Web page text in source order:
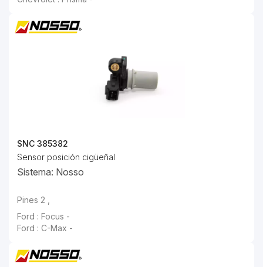
SNC 385382
Sensor posición cigüeñal
Sistema: Nosso
Pines 2 ,
Ford : Focus -
Ford : C-Max -